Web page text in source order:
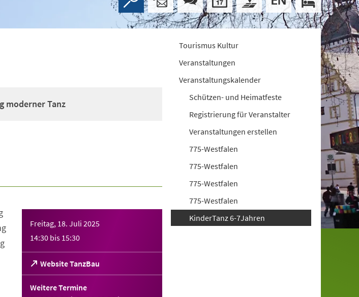
moderner Tanz
Freitag, 18. Juli 2025
14:30 bis 15:30
Website TanzBau
(Öffnet
in
einem
Weitere Termine
Tourismus Kultur
Veranstaltungen
Veranstaltungskalender
Schützen- und Heimatfeste
Registrierung für Veranstalter
Veranstaltungen erstellen
775-Westfalen
775-Westfalen
775-Westfalen
775-Westfalen
KinderTanz 6-7Jahren